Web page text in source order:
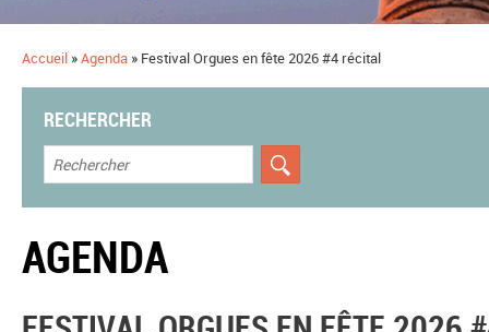
Accueil »Agenda » Festival Orgues en fête 2026 #4 récital
RECHERCHER
AGENDA